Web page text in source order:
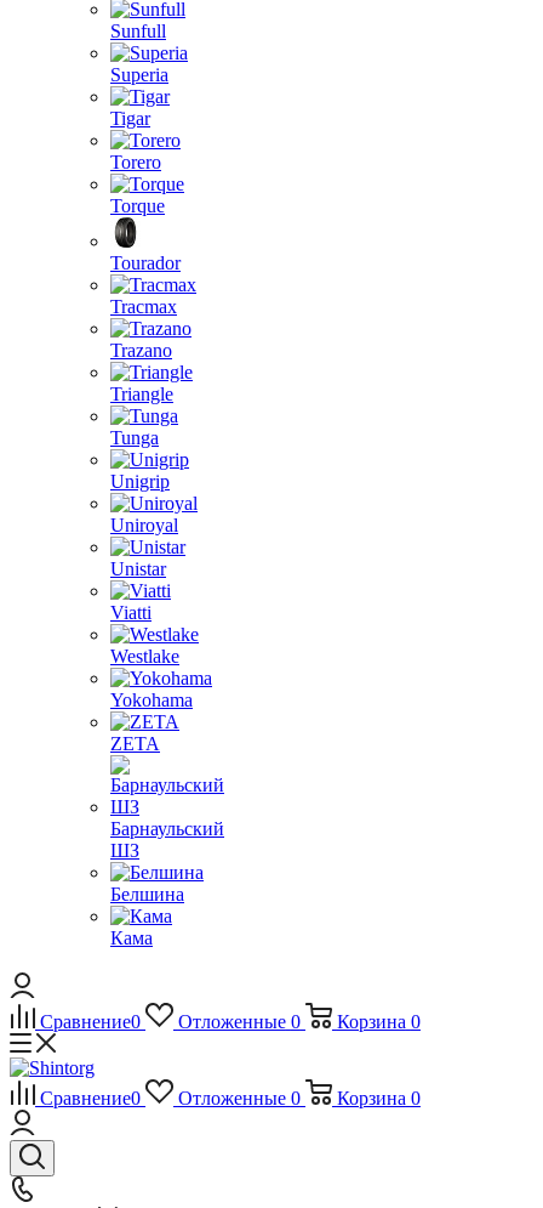
Sunfull
Superia
Tigar
Torero
Torque
Tourador
Tracmax
Trazano
Triangle
Tunga
Unigrip
Uniroyal
Unistar
Viatti
Westlake
Yokohama
ZETA
Барнаульский
ШЗ
Белшина
Кама
Сравнение0 Отложенные 0 Корзина 0
Сравнение0 Отложенные 0 Корзина 0